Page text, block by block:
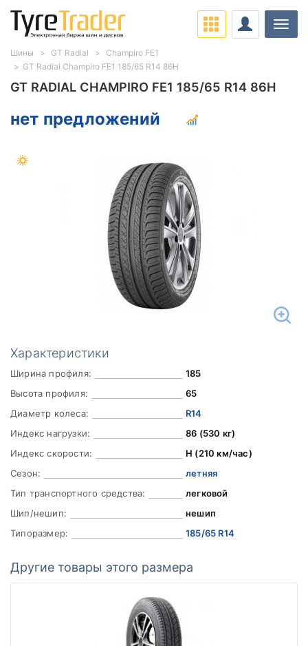
GT RADIAL CHAMPIRO FE1 185/65 R14 86H
нет предложений
Характеристики
Ширина профиля:
185
Высота профиля:
65
Диаметр колеса:
R14
Индекс нагрузки:
86 (530 кг)
Индекс скорости:
H (210 км/час)
Сезон:
летняя
Тип транспортного средства:
легковой
Шип/нешип:
нешип
Типоразмер:
185/65 R14
Другие товары этого размера
Шины GT Radial
Champiro FE1
GT Radial Champiro FE1 185/65 R14 86H